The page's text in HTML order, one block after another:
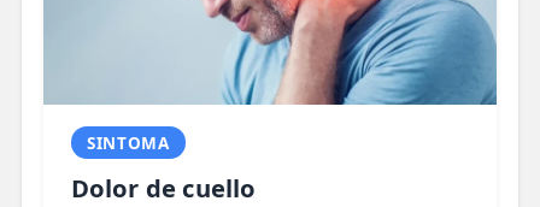
SINTOMA
Dolor de cuello